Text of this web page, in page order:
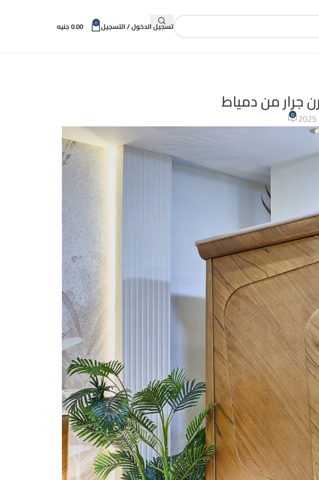
تسجيل الدخول / التسجيل 0
0.00جنيه
جرار من دمياط
0